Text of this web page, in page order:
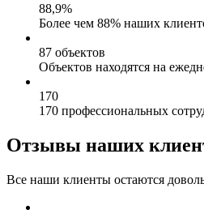
88,9%
Более чем 88% наших
87 объектов
Объектов находятся на
170
170 профессиональных
Отзывы наших
Все наши клиенты остаются